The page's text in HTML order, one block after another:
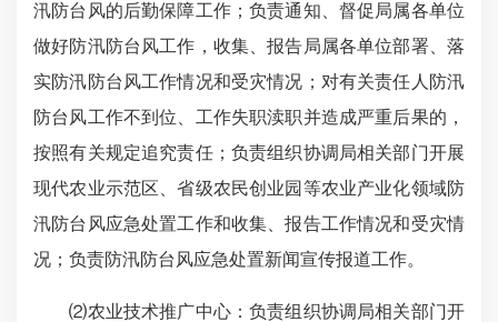
汛防台风的后勤保障工作；负责通知、督促局属各单位
做好防汛防台风工作，收集、报告局属各单位部署、落
实防汛防台风工作情况和受灾情况；对有关责任人防汛
防台风工作不到位、工作失职渎职并造成严重后果的，
按照有关规定追究责任；负责组织协调局相关部门开展
现代农业示范区、省级农民创业园等农业产业化领域防
汛防台风应急处置工作和收集、报告工作情况和受灾情
况；负责防汛防台风应急处置新闻宣传报道工作。
⑵农业技术推广中心：负责组织协调局相关部门开